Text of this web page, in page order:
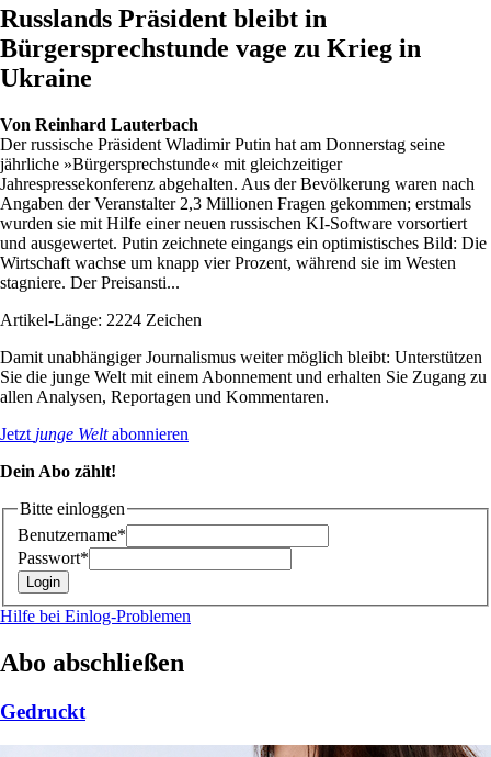
Russlands Präsident bleibt in
Bürgersprechstunde vage zu Krieg in
Ukraine
Von Reinhard Lauterbach
Der russische Präsident Wladimir Putin hat am Donnerstag seine
jährliche »Bürgersprechstunde« mit gleichzeitiger
Jahrespressekonferenz abgehalten. Aus der Bevölkerung waren nach
Angaben der Veranstalter 2,3 Millionen Fragen gekommen; erstmals
wurden sie mit Hilfe einer neuen russischen KI-Software vorsortiert
und ausgewertet. Putin zeichnete eingangs ein optimistisches Bild: Die
Wirtschaft wachse um knapp vier Prozent, während sie im Westen
stagniere. Der Preisansti...
Artikel-Länge: 2224 Zeichen
Damit unabhängiger Journalismus weiter möglich bleibt: Unterstützen
Sie die junge Welt mit einem Abonnement und erhalten Sie Zugang zu
allen Analysen, Reportagen und Kommentaren.
Jetzt junge Weltabonnieren
Dein Abo zählt!
Bitte einloggen
Benutzername*
Passwort*
Hilfe bei Einlog-Problemen
Abo abschließen
Gedruckt